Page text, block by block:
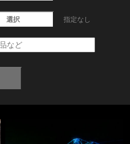
選択 指定なし